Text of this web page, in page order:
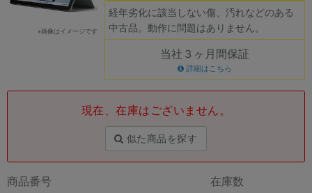
※画像はイメージです
経年劣化に該当しない傷、汚れなどのある
中古品。動作に問題はありません。
当社３ヶ月間保証
詳細はこちら
現在、在庫はございません。
似た商品を探す
商品番号 在庫数
除外ワード
人気の検索ワード： Let's note EliteBookMacBook
「スマートフォン」「タブレット」など
「Apple」「SONY」「SHARP」など